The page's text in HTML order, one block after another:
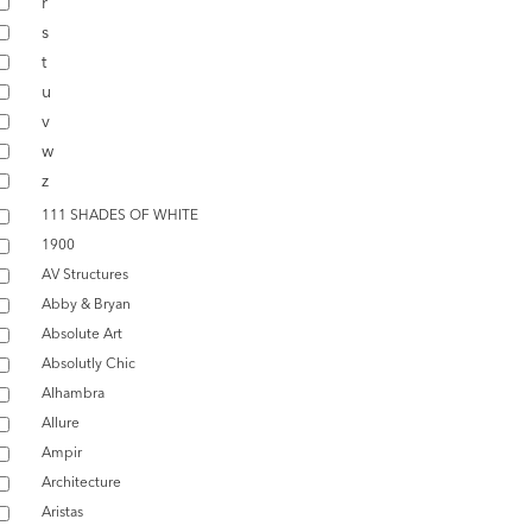
s
t
u
v
w
z
111 SHADES OF WHITE
1900
AV Structures
Abby & Bryan
Absolute Art
Absolutly Chic
Alhambra
Allure
Ampir
Architecture
Aristas